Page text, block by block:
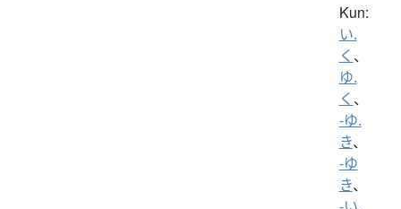
Kun:
い.
く 、
ゆ.
く 、
-ゆ.
き、
-ゆ
き、